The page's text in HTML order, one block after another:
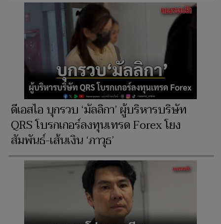
ดีเอสไอ บุกรวบ ‘มัลลิกา’ ผู้บริหารบริษัท
QRS โบรกเกอร์ลงทุนเทรด Forex โยง
สัมพันธ์-เส้นเงิน ‘ภาวุธ’